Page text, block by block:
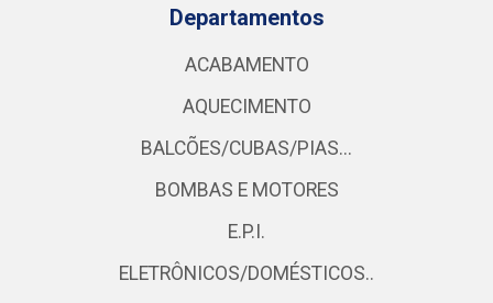
Departamentos
ACABAMENTO
AQUECIMENTO
BALCÕES/CUBAS/PIAS...
BOMBAS E MOTORES
E.P.I.
ELETRÔNICOS/DOMÉSTICOS..